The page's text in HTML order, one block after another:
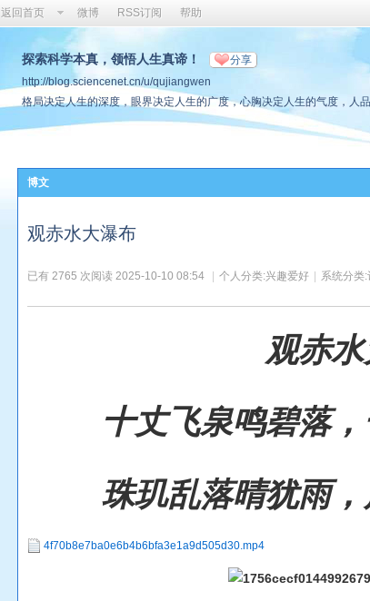
返回首页 微博 RSS订阅 帮助
探索科学本真，领悟人生真谛！ 分享
http://blog.sciencenet.cn/u/qujiangwen
格局决定人生的深度，眼界决定人生的广度，心胸决定人生的气度，人
博文
观赤水大瀑布
已有 2765 次阅读 2025-10-10 08:54 个人分类:兴趣爱好 系统分类:
观赤
十丈飞泉鸣碧落，
珠玑乱落晴犹雨，
4f70b8e7ba0e6b4b6bfa3e1a9d505d30.mp4